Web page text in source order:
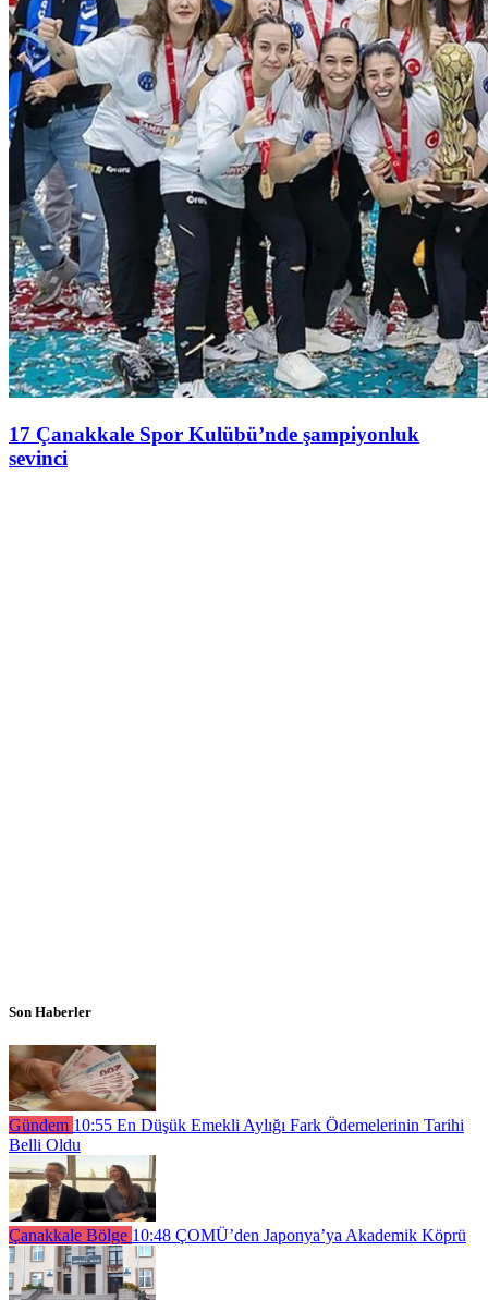
17 Çanakkale Spor Kulübü’nde şampiyonluk
sevinci
Son Haberler
Gündem 10:55 En Düşük Emekli Aylığı Fark Ödemelerinin Tarihi
Belli Oldu
Çanakkale Bölge 10:48 ÇOMÜ’den Japonya’ya Akademik Köprü